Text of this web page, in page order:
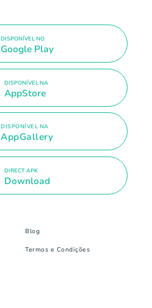
DISPONÍVEL NO
Google Play
DISPONÍVEL NA
AppStore
DISPONÍVEL NA
AppGallery
DIRECT APK
Download
Blog
Termos e Condições